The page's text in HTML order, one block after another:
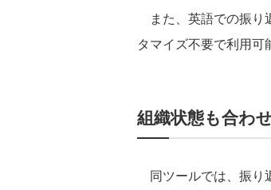
また、英語での振り
タマイズ不要で利用可
組織状態も合わ
同ツールでは、振り